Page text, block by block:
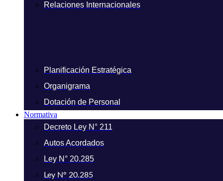
Relaciones Internacionales
Planificación Estratégica
Organigrama
Dotación de Personal
Normativa
Decreto Ley N° 211
Autos Acordados
Ley N° 20.285
Ley N° 20.285